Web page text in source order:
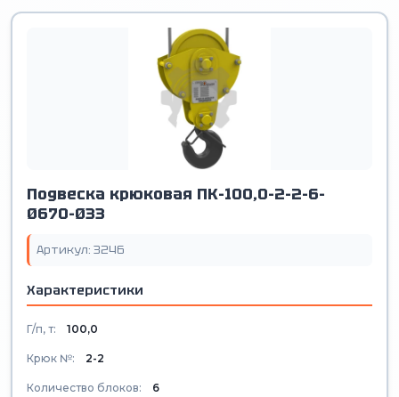
Подвеска крюковая ПК-100,0-2-2-6-
Ø670-Ø33
Артикул: 3246
Характеристики
Г/п, т: 100,0
Крюк №: 2-2
Количество блоков: 6